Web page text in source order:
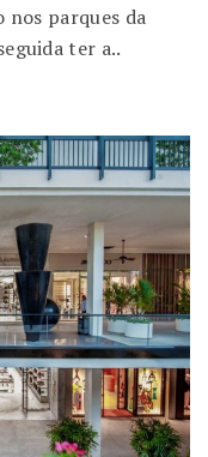
nos parques da
ter a..